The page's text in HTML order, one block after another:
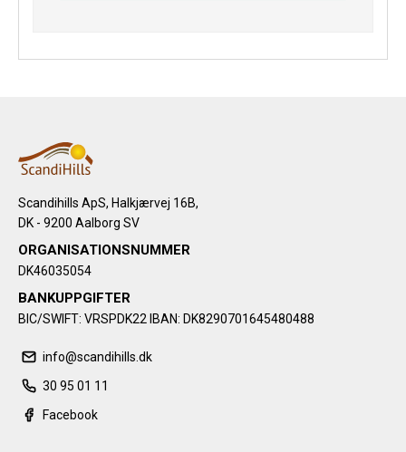
Scandihills ApS, Halkjærvej 16B,
DK - 9200 Aalborg SV
ORGANISATIONSNUMMER
DK46035054
BANKUPPGIFTER
BIC/SWIFT: VRSPDK22 IBAN: DK8290701645480488
info@scandihills.dk
30 95 01 11
Facebook